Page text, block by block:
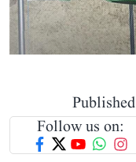
Follow us on: